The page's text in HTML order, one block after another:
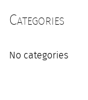
Categories
No categories